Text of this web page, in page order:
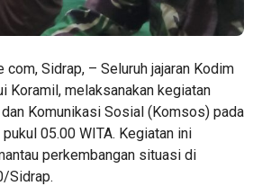
Sidrap, – Seluruh jajaran Kodim
Koramil, melaksanakan kegiatan
Komunikasi Sosial (Komsos) pada
05.00 WITA. Kegiatan ini
perkembangan situasi di
Sidrap.